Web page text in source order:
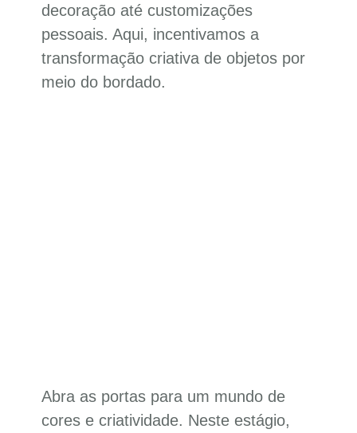
decoração até customizações
pessoais. Aqui, incentivamos a
transformação criativa de objetos por
meio do bordado.
Abra as portas para um mundo de
cores e criatividade. Neste estágio,